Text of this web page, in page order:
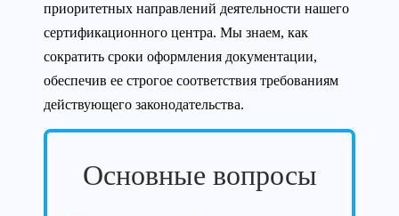
приоритетных направлений деятельности нашего
сертификационного центра. Мы знаем, как
сократить сроки оформления документации,
обеспечив ее строгое соответствия требованиям
действующего законодательства.
Основные вопросы